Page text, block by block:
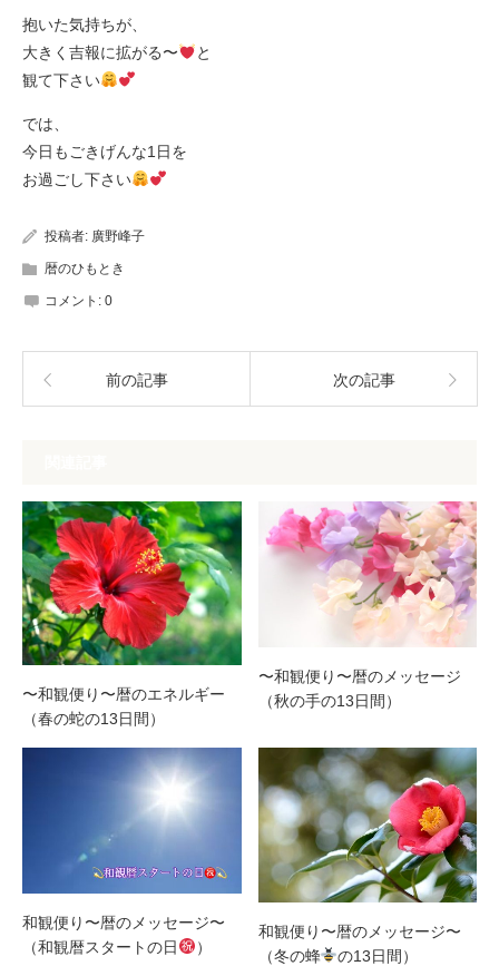
抱いた気持ちが、
大きく吉報に拡がる〜
と
観て下さい
では、
今日もごきげんな1日を
お過ごし下さい
投稿者: 廣野峰子
暦のひもとき
コメント: 0
前の記事 次の記事
〜和観便り〜暦のエネルギー
（春の蛇の13日間）
〜和観便り〜暦のメッセージ
（秋の手の13日間）
和観便り〜暦のメッセージ〜
（和観暦スタートの日
）
和観便り〜暦のメッセージ〜
（冬の蜂
の13日間）